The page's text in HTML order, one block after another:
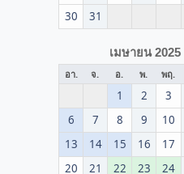
30
31
เมษายน 2025
อา. จ. อ. พ. พฤ.
1 2 3
6
7 8 9 10
13
14 15 16 17
20
21 22 23 24